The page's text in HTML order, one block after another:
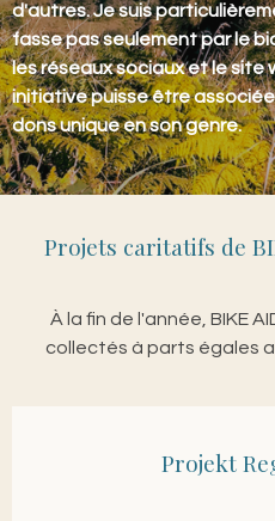
d'autres. Je suis
fasse pas seulement par le
les réseaux sociaux et le site
initiative puisse être
dons unique en son genre.
Projets caritatifs de
À la fin de l'année, BIKE
collectés à parts égales
Projekt